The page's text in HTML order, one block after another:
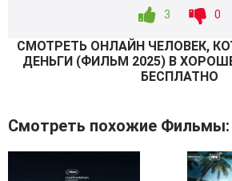
3 0
СМОТРEТЬ ОНЛАЙН ЧЕЛОВЕК,
ДЕНЬГИ (ФИЛЬМ 2025) В
БЕСПЛАТНО
Смотреть похожие Фильмы: